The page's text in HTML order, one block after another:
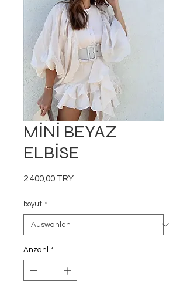
MİNİ BEYAZ
ELBİSE
2.400,00 TRYPreis
boyut *
Anzahl *